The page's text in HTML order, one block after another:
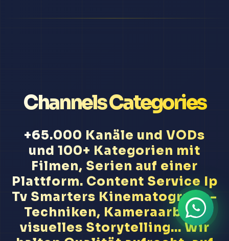
Channels Categories
+65.000 Kanäle und VODs
und 100+ Kategorien mit
Filmen, Serien auf einer
Plattform. Content Service Ip
Tv Smarters Kinematografie-
Techniken, Kameraarbeit,
visuelles Storytelling... Wir